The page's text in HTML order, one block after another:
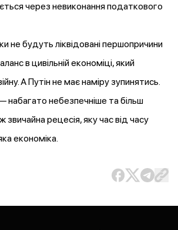
через невиконання податкового
не будуть ліквідовані першопричини
в цивільній економіці, який
А Путін не має наміру зупинятись.
набагато небезпечніше та більш
звичайна рецесія, яку час від часу
економіка.